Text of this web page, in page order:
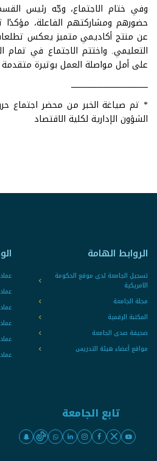
وفي ختام الاجتماع، وجّه رئيس
حضورهم ومشاركتهم الفاعلة،
عن منتج أكاديمي متميز يعكس تطلعات
التعليمي. واختتم الاجتماع في تمام
على أمل مواصلة العمل بوتيرة متقدمة
ــــــــــــــــــــــــــــــــــــــــــ
* تم صياغة الخبر من محضر اجتماع
الشؤون الإدارية لكلية الاقتصاد
الروابط الهامة
تسجيل الجامعة لدى موقع الحكومة
الامريكية
مجلة الجامعة
المكتبة الرقمية
صحيفة صدى الجامعة
مواقع أعضاء هيئة التدريس
تابع الجامعة